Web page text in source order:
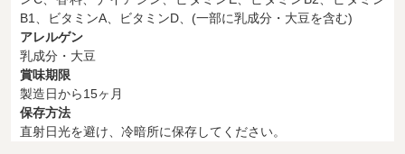
B1、ビタミンA、ビタミンD、(一部に乳成分・大豆を含む)
アレルゲン
乳成分・大豆
賞味期限
製造日から15ヶ月
保存方法
直射日光を避け、冷暗所に保存してください。